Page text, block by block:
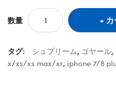
数量
タグ: シュプリーム, ゴヤール,
x/xs/xs max/xr, iphone 7/8